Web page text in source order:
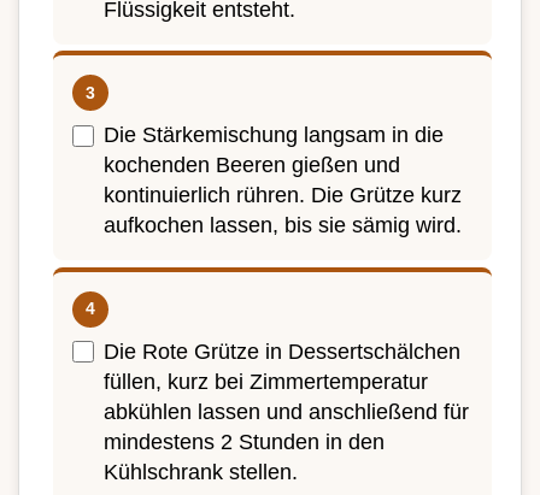
Flüssigkeit entsteht.
Die Stärkemischung langsam in die
kochenden Beeren gießen und
kontinuierlich rühren. Die Grütze kurz
aufkochen lassen, bis sie sämig wird.
Die Rote Grütze in Dessertschälchen
füllen, kurz bei Zimmertemperatur
abkühlen lassen und anschließend für
mindestens 2 Stunden in den
Kühlschrank stellen.